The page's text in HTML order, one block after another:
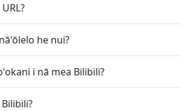
he nui?
i nā mea Bilibili?
Bilibili?